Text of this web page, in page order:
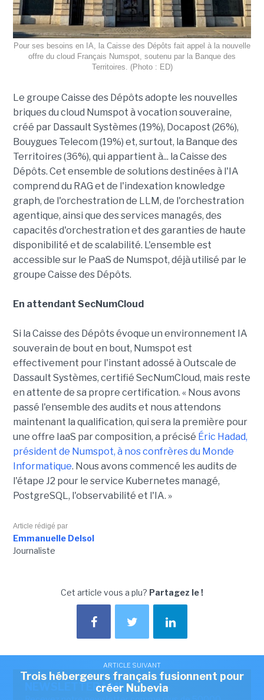
Pour ses besoins en IA, la Caisse des Dépôts fait appel à la nouvelle
offre du cloud Français Numspot, soutenu par la Banque des
Territoires. (Photo : ED)
Le groupe Caisse des Dépôts adopte les nouvelles
briques du cloud Numspot à vocation souveraine,
créé par Dassault Systèmes (19%), Docapost (26%),
Bouygues Telecom (19%) et, surtout, la Banque des
Territoires (36%), qui appartient à... la Caisse des
Dépôts. Cet ensemble de solutions destinées à l'IA
comprend du RAG et de l'indexation knowledge
graph, de l'orchestration de LLM, de l'orchestration
agentique, ainsi que des services managés, des
capacités d'orchestration et des garanties de haute
disponibilité et de scalabilité. L'ensemble est
accessible sur le PaaS de Numspot, déjà utilisé par le
groupe Caisse des Dépôts.
En attendant SecNumCloud
Si la Caisse des Dépôts évoque un environnement IA
souverain de bout en bout, Numspot est
effectivement pour l'instant adossé à Outscale de
Dassault Systèmes, certifié SecNumCloud, mais reste
en attente de sa propre certification. « Nous avons
passé l'ensemble des audits et nous attendons
maintenant la qualification, qui sera la première pour
une offre IaaS par composition, a précisé Éric Hadad,
président de Numspot, à nos confrères du Monde
Informatique. Nous avons commencé les audits de
l'étape J2 pour le service Kubernetes managé,
PostgreSQL, l'observabilité et l'IA. »
Article rédigé par
Emmanuelle Delsol
Journaliste
Cet article vous a plu? Partagez le !
NEWSLETTER LMI
ARTICLE SUIVANT
Trois hébergeurs français fusionnent pour
créer Nubevia